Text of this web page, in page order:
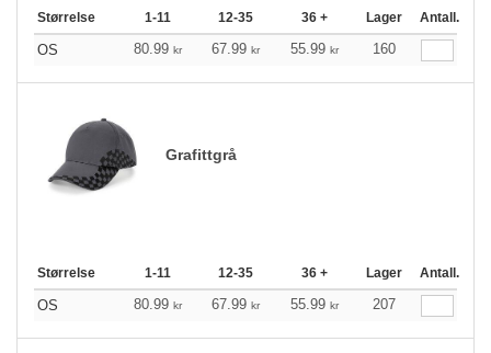
Størrelse 1-11 12-35 36 + Lager Antall.
OS 80.99 kr 67.99 kr 55.99 kr 160
Grafittgrå
Størrelse 1-11 12-35 36 + Lager Antall.
OS 80.99 kr 67.99 kr 55.99 kr 207